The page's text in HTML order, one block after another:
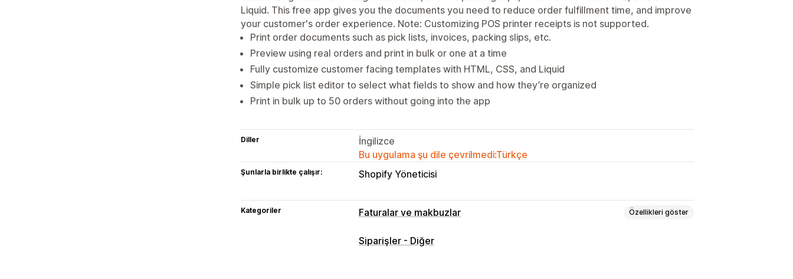
Liquid. This free app gives you the documents you need to reduce order fulfillment time, and improve
your customer's order experience. Note: Customizing POS printer receipts is not supported.
Print order documents such as pick lists, invoices, packing slips, etc.
Preview using real orders and print in bulk or one at a time
Fully customize customer facing templates with HTML, CSS, and Liquid
Simple pick list editor to select what fields to show and how they’re organized
Print in bulk up to 50 orders without going into the app
Diller
İngilizce
Bu uygulama şu dile çevrilmedi:Türkçe
Şunlarla birlikte çalışır: Shopify Yöneticisi
Kategoriler Faturalar ve makbuzlar Özellikleri göster
Belge türleri
Siparişler - Diğer